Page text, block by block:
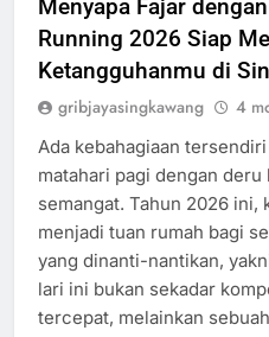
Menyapa Fajar
Running 2026 Siap
Ketangguhanmu di
gribjayasingkawang 4
Ada kebahagiaan
matahari pagi dengan
semangat. Tahun 2026 ini,
menjadi tuan rumah bagi
yang dinanti-nantikan,
lari ini bukan sekadar
tercepat, melainkan